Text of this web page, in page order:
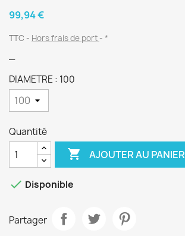
99,94 €
TTC Hors frais de port *
DIAMETRE : 100
Quantité
 AJOUTER AU PANIER
 Disponible
Partager